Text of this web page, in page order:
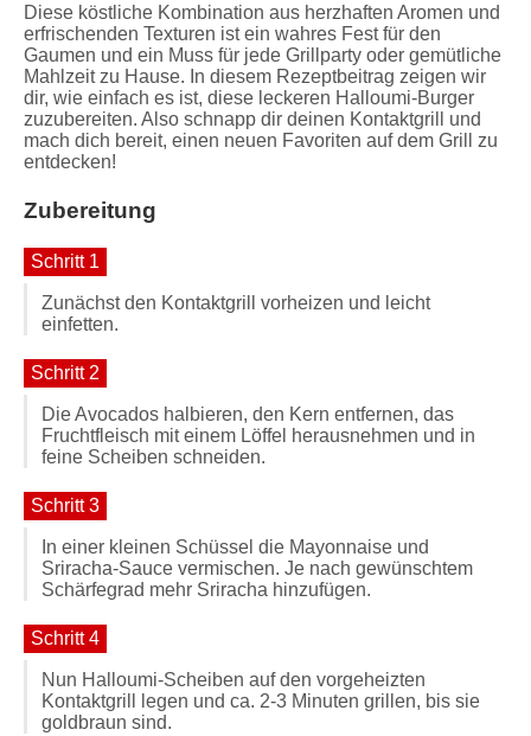
Diese köstliche Kombination aus herzhaften Aromen und
erfrischenden Texturen ist ein wahres Fest für den
Gaumen und ein Muss für jede Grillparty oder gemütliche
Mahlzeit zu Hause. In diesem Rezeptbeitrag zeigen wir
dir, wie einfach es ist, diese leckeren Halloumi-Burger
zuzubereiten. Also schnapp dir deinen Kontaktgrill und
mach dich bereit, einen neuen Favoriten auf dem Grill zu
entdecken!
Zubereitung
Schritt 1
Zunächst den Kontaktgrill vorheizen und leicht
einfetten.
Schritt 2
Die Avocados halbieren, den Kern entfernen, das
Fruchtfleisch mit einem Löffel herausnehmen und in
feine Scheiben schneiden.
Schritt 3
In einer kleinen Schüssel die Mayonnaise und
Sriracha-Sauce vermischen. Je nach gewünschtem
Schärfegrad mehr Sriracha hinzufügen.
Schritt 4
Nun Halloumi-Scheiben auf den vorgeheizten
Kontaktgrill legen und ca. 2-3 Minuten grillen, bis sie
goldbraun sind.